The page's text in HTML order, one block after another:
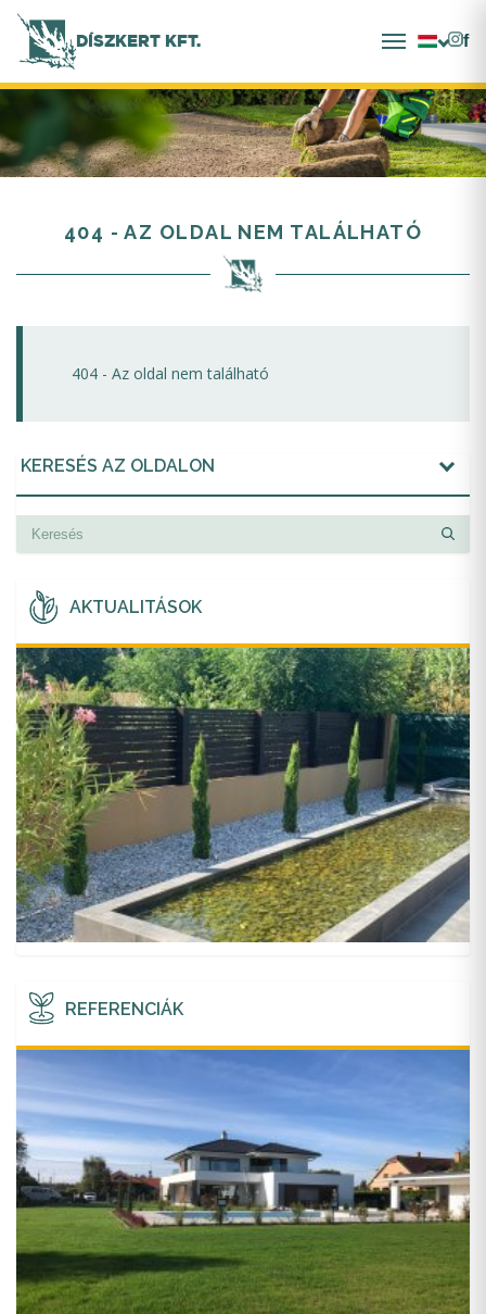
DÍSZKERT KFT.
404 - AZ OLDAL NEM TALÁLHATÓ
404 - Az oldal nem található
KERESÉS AZ OLDALON
AKTUALITÁSOK
REFERENCIÁK